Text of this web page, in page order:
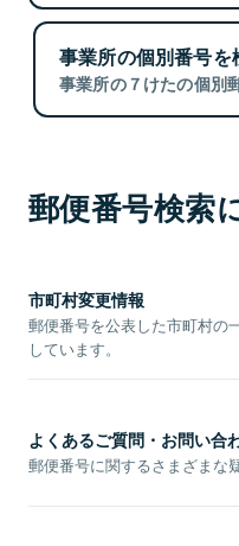
事業所の個別番号を
事業所の７けたの個別
郵便番号検索
市町村変更情報
郵便番号を公表した市町村の
しています。
よくあるご質問・お問い合
郵便番号に関するさまざまな